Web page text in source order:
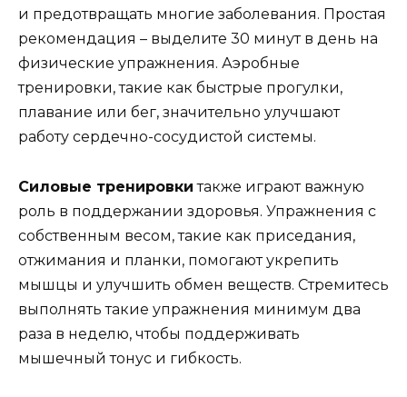
и предотвращать многие заболевания. Простая
рекомендация – выделите 30 минут в день на
физические упражнения. Аэробные
тренировки, такие как быстрые прогулки,
плавание или бег, значительно улучшают
работу сердечно-сосудистой системы.
Силовые тренировки также играют важную
роль в поддержании здоровья. Упражнения с
собственным весом, такие как приседания,
отжимания и планки, помогают укрепить
мышцы и улучшить обмен веществ. Стремитесь
выполнять такие упражнения минимум два
раза в неделю, чтобы поддерживать
мышечный тонус и гибкость.